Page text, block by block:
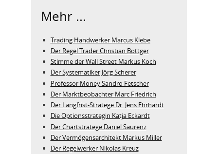
Mehr ...
Trading Handwerker Marcus Klebe
Der Regel Trader Christian Böttger
Stimme der Wall Street Markus Koch
Der Systematiker Jörg Scherer
Professor Money Sandro Fetscher
Der Marktbeobachter Marc Friedrich
Der Langfrist-Stratege Dr. Jens Ehrhardt
Die Optionsstrategin Katja Eckardt
Der Chartstratege Daniel Saurenz
Der Vermögensarchitekt Markus Miller
Der Regelwerker Nikolas Kreuz